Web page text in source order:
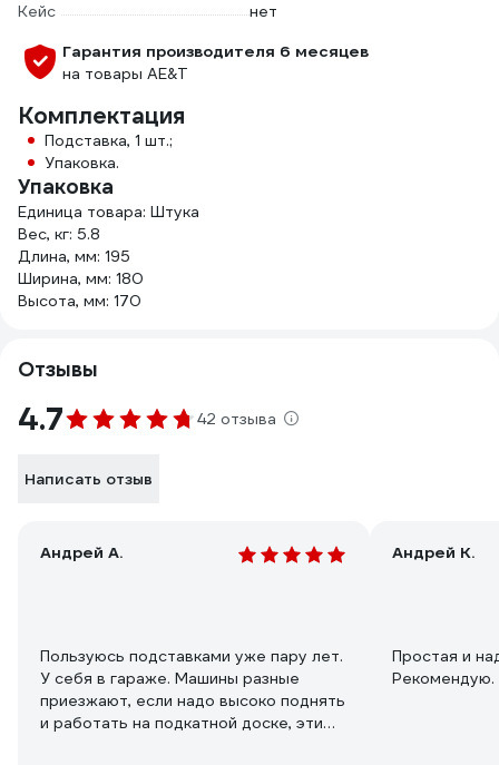
Кейс
нет
Гарантия производителя 6 месяцев
на товары AE&T
Комплектация
Подставка, 1 шт.;
Упаковка.
Упаковка
Единица товара: Штука
Вес, кг: 5.8
Длина, мм: 195
Ширина, мм: 180
Высота, мм: 170
Отзывы
4.7 42 отзыва
Написать отзыв
Андрей А.
Пользуюсь подставками уже пару лет.
У себя в гараже. Машины разные
приезжают, если надо высоко поднять
и работать на подкатной доске, эти
Андрей К.
Простая и
Рекомендую.